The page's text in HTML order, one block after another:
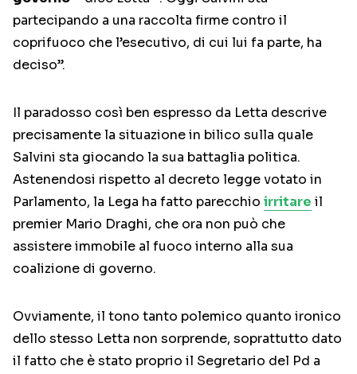
partecipando a una raccolta firme contro il
coprifuoco che l’esecutivo, di cui lui fa parte, ha
deciso”.
Il paradosso così ben espresso da Letta descrive
precisamente la situazione in bilico sulla quale
Salvini sta giocando la sua battaglia politica.
Astenendosi rispetto al decreto legge votato in
Parlamento, la Lega ha fatto parecchio irritare il
premier Mario Draghi, che ora non può che
assistere immobile al fuoco interno alla sua
coalizione di governo.
Ovviamente, il tono tanto polemico quanto ironico
dello stesso Letta non sorprende, soprattutto dato
il fatto che è stato proprio il Segretario del Pd a